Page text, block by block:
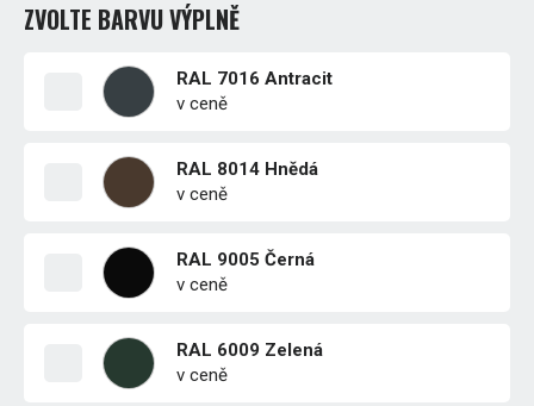
ZVOLTE BARVU VÝPLNĚ
RAL 7016 Antracit
v ceně
RAL 8014 Hnědá
v ceně
RAL 9005 Černá
v ceně
RAL 6009 Zelená
v ceně